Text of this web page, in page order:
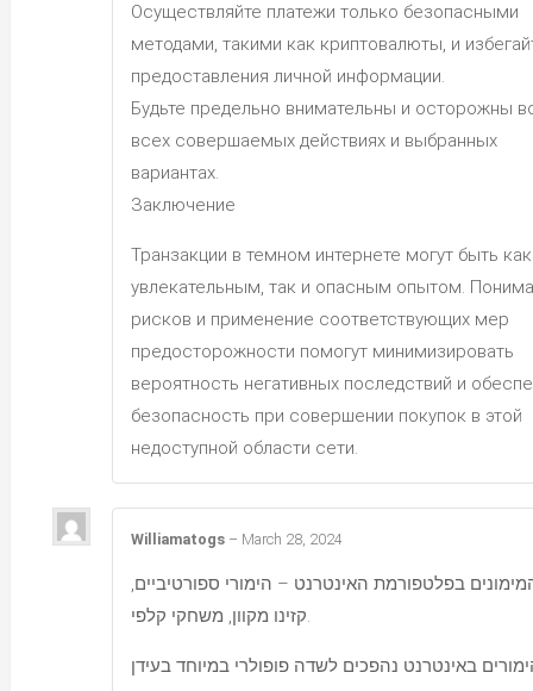
Осуществляйте платежи только безопасными
методами, такими как криптовалюты, и
предоставления личной информации.
Будьте предельно внимательны и осторожны
всех совершаемых действиях и выбранных
вариантах.
Заключение
Транзакции в темном интернете могут быть как
увлекательным, так и опасным опытом.
рисков и применение соответствующих мер
предосторожности помогут минимизировать
вероятность негативных последствий и
безопасность при совершении покупок в этой
недоступной области сети.
Williamatogs – March 28, 2024
בפלטפורמת האינטרנט – הימורי ספורטיביים,
באינטרנט נהפכים לשדה פופולרי במיוחד בעידן